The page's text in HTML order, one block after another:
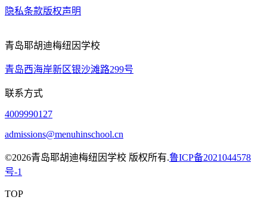
隐私条款版权声明
青岛耶胡迪梅纽因学校
青岛西海岸新区银沙滩路299号
联系方式
4009990127
admissions@menuhinschool.cn
©2026青岛耶胡迪梅纽因学校 版权所有.鲁ICP备2021044578
号-1
TOP